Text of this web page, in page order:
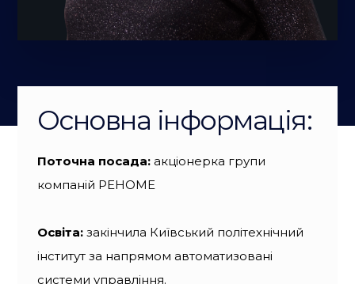
Основна інформація:
Поточна посада:акціонерка групи
компаній РЕНОМЕ
Освіта:закінчила Київський політехнічний
інститут за напрямом автоматизовані
системи управління.